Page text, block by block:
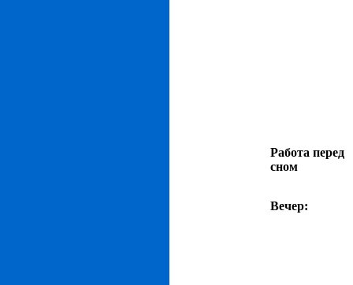
Работа перед
сном
Вечер: